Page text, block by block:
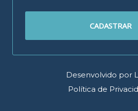
CADASTRAR
Desenvolvido por
Política de